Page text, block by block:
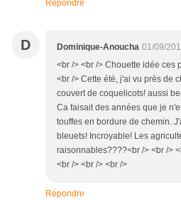
Répondre
D Dominique-Anoucha 01/09/
<br /> <br /> Chouette idée ces
<br /> Cette été, j'ai vu près de
couvert de coquelicots! aussi
Ca faisait des années que je
touffes en bordure de chemin.
bleuets! Incroyable! Les
raisonnables????<br /> <br />
<br /> <br /> <br />
Répondre